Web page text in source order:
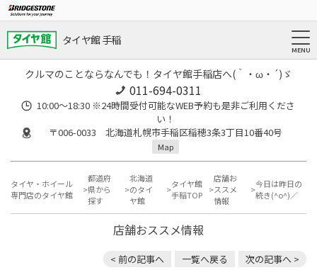
タイヤ館 手稲
クルマのことならなんでも！タイヤ館手稲店へ(｀・ω・´)ゞ
011-694-0311
10:00～18:30 ※24時間受付可能なWEB予約も是非ご利用くださ
い！
〒006-0033 北海道札幌市手稲区稲穂3条3丁目10番40号
Map
タイヤ・ホイール
専門店のタイヤ館
都道府
県から
探す
北海道
のタイ
ヤ館
タイヤ館
手稲TOP
店舗お
ススメ
情報
今日は昨日の
続き(^o^)／
店舗おススメ情報
< 前の記事へ 一覧へ戻る 次の記事へ >